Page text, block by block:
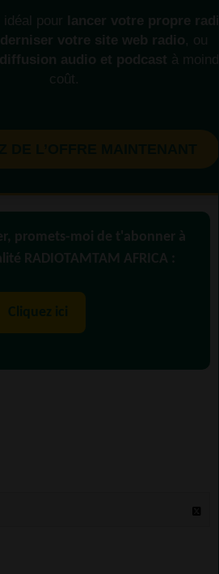
pour
lancer votre propre
votre site web radio, ou
audio et podcast à
coût.
promets-moi de t'abonner à
RADIOTAMTAM AFRICA :
Cliquez ici